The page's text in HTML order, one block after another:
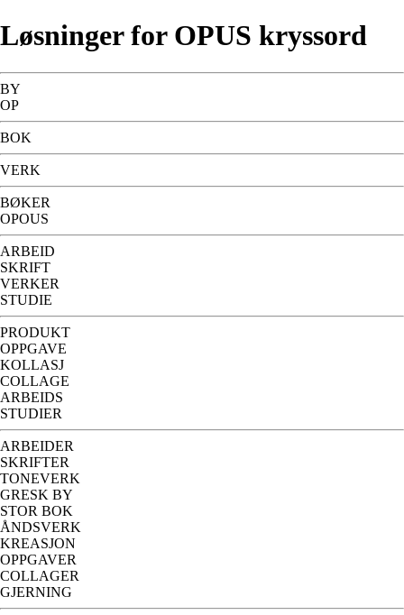
Løsninger for OPUS kryssord
BY
OP
BOK
VERK
BØKER
OPOUS
ARBEID
SKRIFT
VERKER
STUDIE
PRODUKT
OPPGAVE
KOLLASJ
COLLAGE
ARBEIDS
STUDIER
ARBEIDER
SKRIFTER
TONEVERK
GRESK BY
STOR BOK
ÅNDSVERK
KREASJON
OPPGAVER
COLLAGER
GJERNING